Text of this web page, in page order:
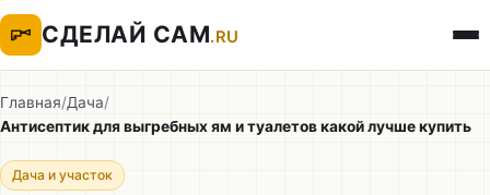
СДЕЛАЙ САМ.RU
Главная/Дача/
Антисептик для выгребных ям и туалетов какой лучше купить
Дача и участок